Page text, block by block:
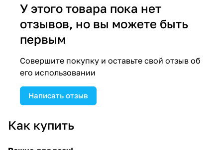
У этого товара пока нет
отзывов, но вы можете быть
первым
Совершите покупку и оставьте свой отзыв об
его использовании
Написать отзыв
Как купить